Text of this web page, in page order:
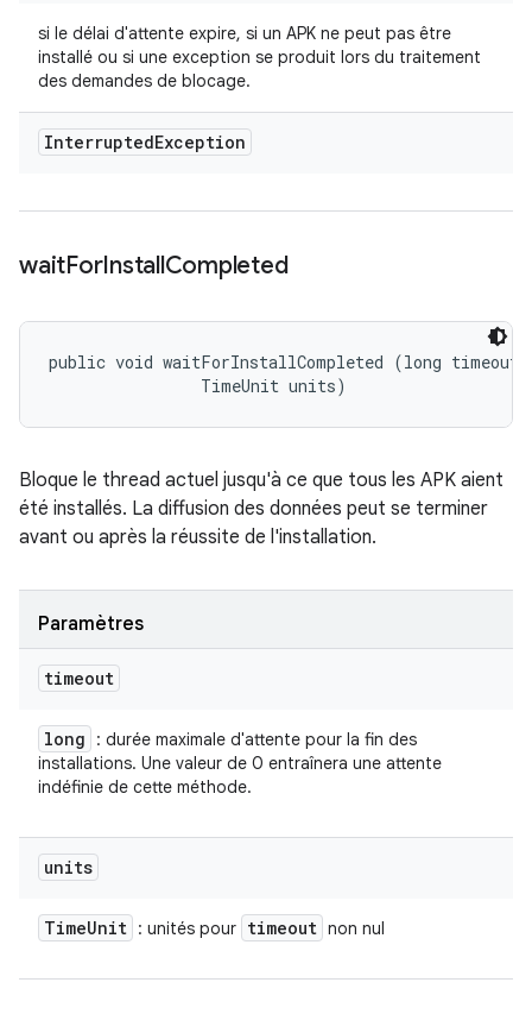
si le délai d'attente expire, si un APK ne peut pas être
installé ou si une exception se produit lors du traitement
des demandes de blocage.
InterruptedException
waitForInstallCompleted
public void waitForInstallCompleted (long
                TimeUnit units)
Bloque le thread actuel jusqu'à ce que tous les APK aient
été installés. La diffusion des données peut se terminer
avant ou après la réussite de l'installation.
Paramètres
timeout
long
: durée maximale d'attente pour la fin des
installations. Une valeur de 0 entraînera une attente
indéfinie de cette méthode.
units
TimeUnit : unités pour timeout non nul